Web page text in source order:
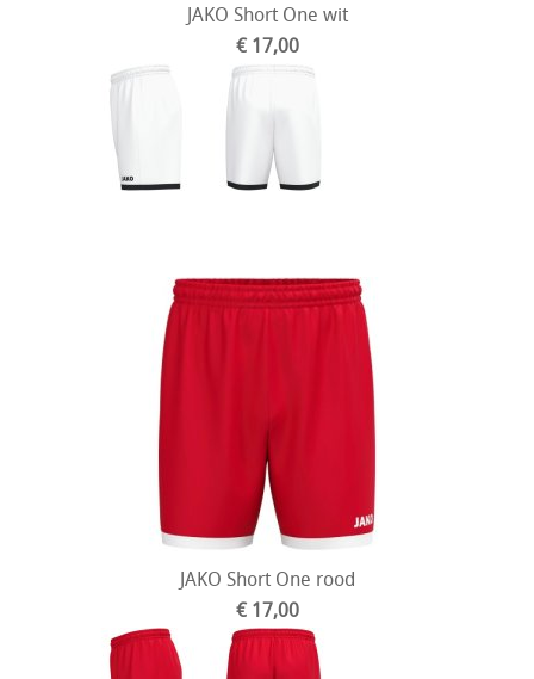
JAKO Short One wit
€ 17,00
JAKO Short One rood
€ 17,00